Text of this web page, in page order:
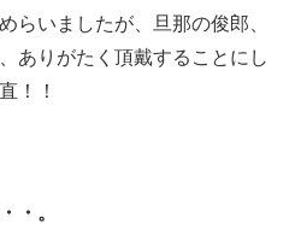
らいましたが、旦那の俊郎、
ありがたく頂戴することにし
！！
・。